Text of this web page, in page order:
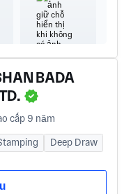
BADA
cấp 9 năm
Deep Draw